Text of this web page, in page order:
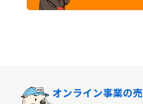
オンライン事業の